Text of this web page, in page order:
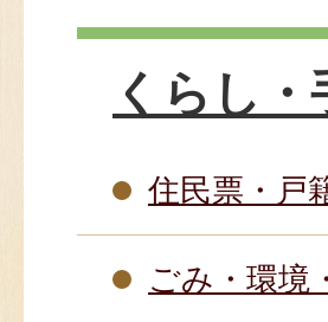
くらし・
住民票・戸
ごみ・環境